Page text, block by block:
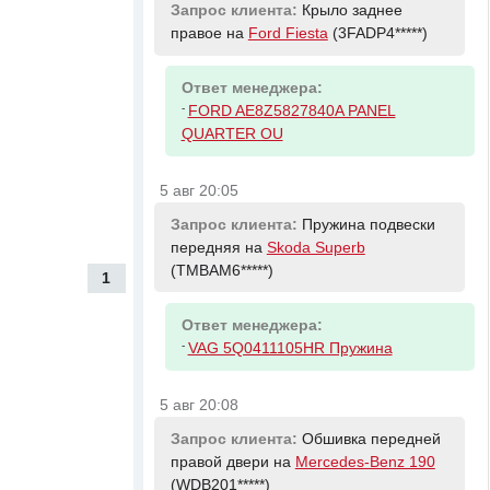
1
Запрос клиента: Крыло заднее
правое на Ford Fiesta (3FADP4*****)
Ответ менеджера:
- FORD AE8Z5827840A PANEL
QUARTER OU
5 авг 20:05
Запрос клиента: Пружина подвески
передняя на Skoda Superb
(TMBAM6*****)
Ответ менеджера:
- VAG 5Q0411105HR Пружина
5 авг 20:08
Запрос клиента: Обшивка передней
правой двери на Mercedes-Benz 190
(WDB201*****)